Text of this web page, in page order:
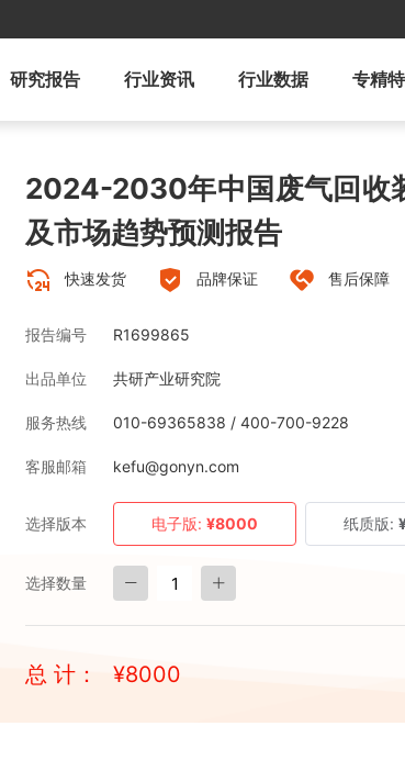
研究报告 行业资讯 行业数据 专精
2024-2030年中国废气回收
及市场趋势预测报告
快速发货 品牌保证 售后保障
报告编号 R1699865
出品单位 共研产业研究院
服务热线 010-69365838 / 400-700-9228
客服邮箱 kefu@gonyn.com
选择版本 电子版: ¥8000 纸质版:
选择数量
总 计： ¥8000